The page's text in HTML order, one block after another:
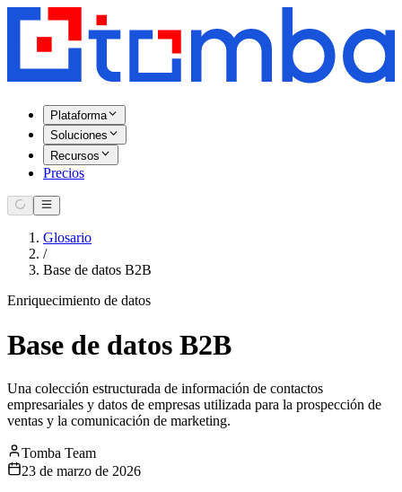
Plataforma
Soluciones
Recursos
Precios
Glosario
/
Base de datos B2B
Enriquecimiento de datos
Base de datos B2B
Una colección estructurada de información de contactos
empresariales y datos de empresas utilizada para la prospección de
ventas y la comunicación de marketing.
Tomba Team
23 de marzo de 2026